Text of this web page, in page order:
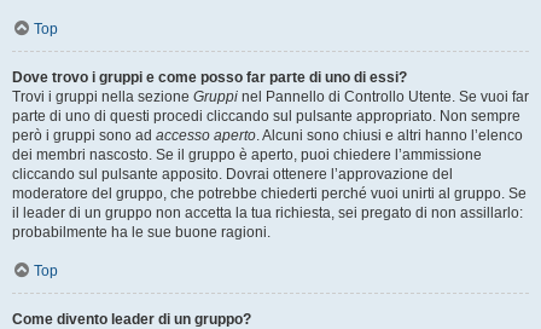
Top
Dove trovo i gruppi e come posso far parte di uno di essi?
Trovi i gruppi nella sezione Gruppi nel Pannello di Controllo Utente. Se vuoi far
parte di uno di questi procedi cliccando sul pulsante appropriato. Non sempre
però i gruppi sono ad accesso aperto. Alcuni sono chiusi e altri hanno l’elenco
dei membri nascosto. Se il gruppo è aperto, puoi chiedere l’ammissione
cliccando sul pulsante apposito. Dovrai ottenere l’approvazione del
moderatore del gruppo, che potrebbe chiederti perché vuoi unirti al gruppo. Se
il leader di un gruppo non accetta la tua richiesta, sei pregato di non assillarlo:
probabilmente ha le sue buone ragioni.
Top
Come divento leader di un gruppo?